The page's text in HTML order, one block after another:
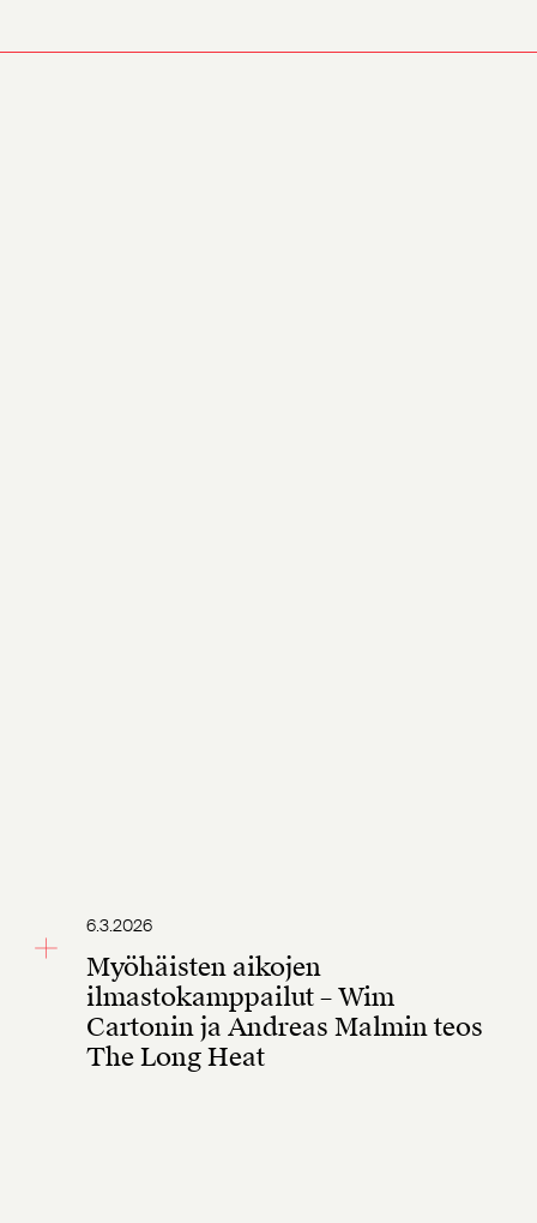
6.3.2026
Myöhäisten aikojen
ilmastokamppailut – Wim
Cartonin ja Andreas Malmin teos
The Long Heat